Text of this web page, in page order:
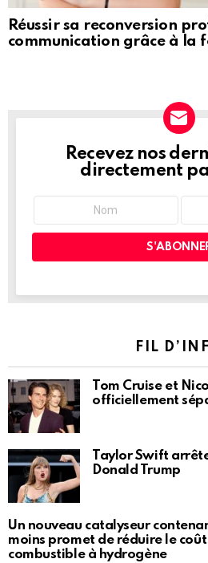
Réussir sa reconversion
communication grâce à la
NEWSLETTER
Recevez nos
directement
FIL
Tom Cruise et
officiellement
Taylor Swift
Donald Trump
Un nouveau catalyseur
moins promet de réduire le coût
combustible à hydrogène